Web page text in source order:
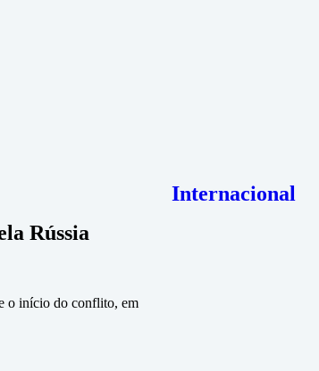
Internacional
Rússia
o início do conflito, em